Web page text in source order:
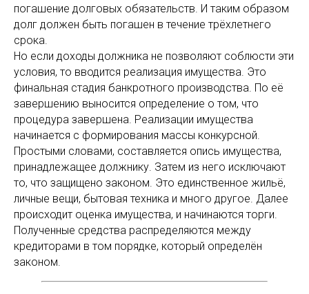
погашение долговых обязательств. И таким образом
долг должен быть погашен в течение трёхлетнего
срока.
Но если доходы должника не позволяют соблюсти эти
условия, то вводится реализация имущества. Это
финальная стадия банкротного производства. По её
завершению выносится определение о том, что
процедура завершена. Реализации имущества
начинается с формирования массы конкурсной.
Простыми словами, составляется опись имущества,
принадлежащее должнику. Затем из него исключают
то, что защищено законом. Это единственное жильё,
личные вещи, бытовая техника и много другое. Далее
происходит оценка имущества, и начинаются торги.
Полученные средства распределяются между
кредиторами в том порядке, который определён
законом.